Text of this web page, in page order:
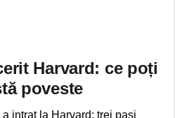
Harvard: ce poți
poveste
intrat la Harvard: trei pași